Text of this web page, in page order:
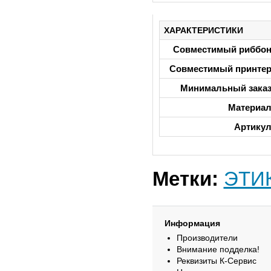
ХАРАКТЕРИСТИКИ
Совместимый риббон
Совместимый принтер
Минимальный заказ
Материал
Артикул
Метки:
Информация
Производители
Внимание подделка!
Реквизиты К-Сервис